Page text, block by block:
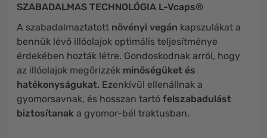
SZABADALMAS TECHNOLÓGIA L-Vcaps®
A szabadalmaztatott növényi vegán kapszulákat a
bennük lévő illóolajok optimális teljesítménye
érdekében hozták létre. Gondoskodnak arról, hogy
az illóolajok megőrizzék minőségüket és
hatékonyságukat. Ezenkívül ellenállnak a
gyomorsavnak, és hosszan tartó felszabadulást
biztosítanak a gyomor-bél traktusban.